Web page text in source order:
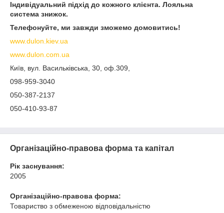
Індивідуальний підхід до кожного клієнта. Лояльна
система знижок.
Телефонуйте, ми завжди зможемо домовитись!
www.dulon.kiev.ua
www.dulon.com.ua
Київ, вул. Васильківська, 30, оф.309,
098-959-3040
050-387-2137
050-410-93-87
Організаційно-правова форма та капітал
Рік заснування:
2005
Організаційно-правова форма:
Товариство з обмеженою відповідальністю